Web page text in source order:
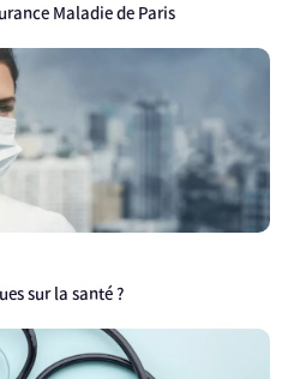
Maladie de Paris
sur la santé ?